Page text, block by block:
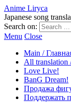
Anime Liryca
Japanese song
Search on:
Menu Close
Main /
All translation
Love Live!
BanG Dream!
Продажа
Поддержать